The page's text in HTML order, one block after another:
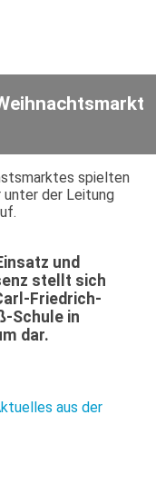
spielten
unter der Leitung
und
stellt sich
Friedrich-
Schule in
dar.
aus der